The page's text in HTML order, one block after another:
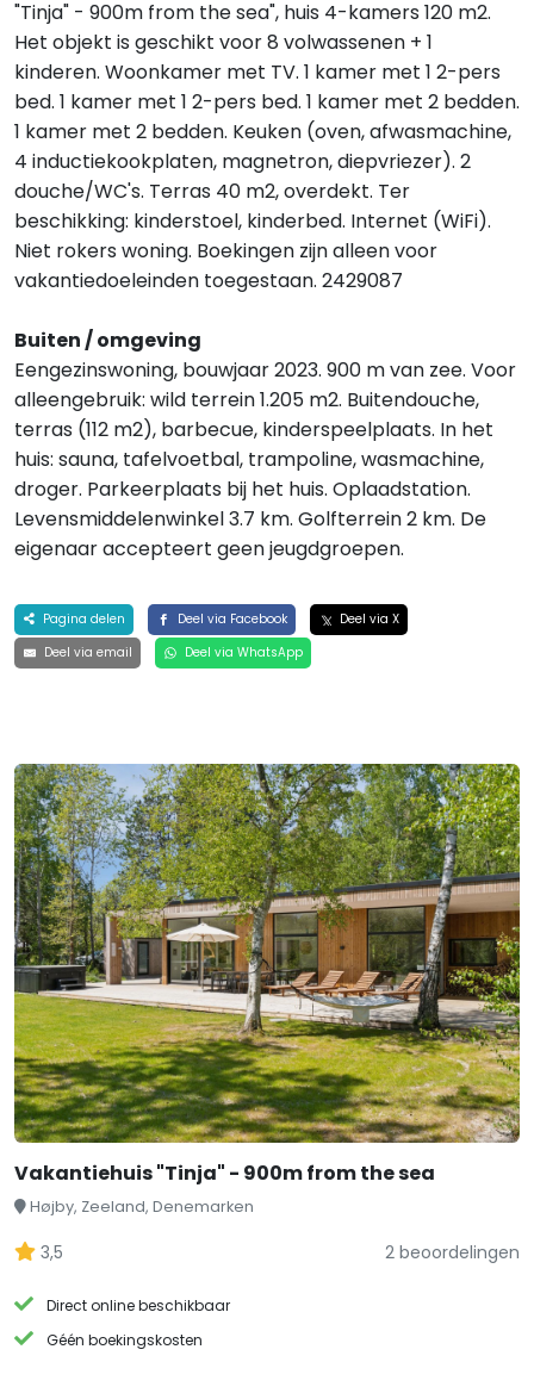
"Tinja" - 900m from the sea", huis 4-kamers 120 m2.
Het objekt is geschikt voor 8 volwassenen + 1
kinderen. Woonkamer met TV. 1 kamer met 1 2-pers
bed. 1 kamer met 1 2-pers bed. 1 kamer met 2 bedden.
1 kamer met 2 bedden. Keuken (oven, afwasmachine,
4 inductiekookplaten, magnetron, diepvriezer). 2
douche/WC's. Terras 40 m2, overdekt. Ter
beschikking: kinderstoel, kinderbed. Internet (WiFi).
Niet rokers woning. Boekingen zijn alleen voor
vakantiedoeleinden toegestaan. 2429087
Buiten / omgeving
Eengezinswoning, bouwjaar 2023. 900 m van zee. Voor
alleengebruik: wild terrein 1.205 m2. Buitendouche,
terras (112 m2), barbecue, kinderspeelplaats. In het
huis: sauna, tafelvoetbal, trampoline, wasmachine,
droger. Parkeerplaats bij het huis. Oplaadstation.
Levensmiddelenwinkel 3.7 km. Golfterrein 2 km. De
eigenaar accepteert geen jeugdgroepen.
Pagina delen Deel via Facebook
Deel via X
Deel via email
Deel via WhatsApp
Vakantiehuis "Tinja" - 900m from the sea
Højby, Zeeland, Denemarken
3,5 2 beoordelingen
Direct online beschikbaar
Géén boekingskosten